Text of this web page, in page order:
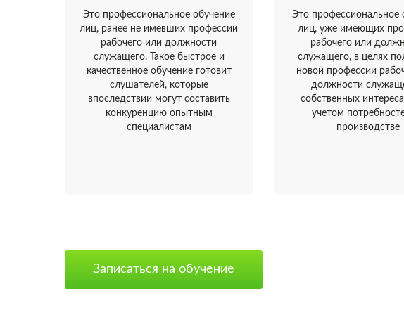
Это профессиональное обучение
лиц, ранее не имевших профессии
рабочего или должности
служащего. Такое быстрое и
качественное обучение готовит
слушателей, которые
впоследствии могут составить
конкуренцию опытным
специалистам
Это профессиональное
лиц, уже имеющих
рабочего или
служащего, в целях
новой профессии
должности
собственных
учетом
производстве
Записаться на обучение